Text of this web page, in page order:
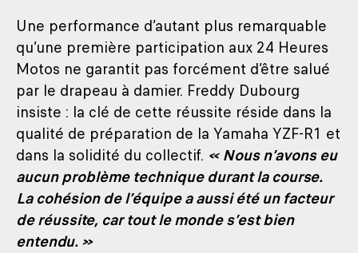
Une performance d’autant plus remarquable
qu’une première participation aux 24 Heures
Motos ne garantit pas forcément d’être salué
par le drapeau à damier. Freddy Dubourg
insiste : la clé de cette réussite réside dans la
qualité de préparation de la Yamaha YZF-R1 et
dans la solidité du collectif. « Nous n’avons eu
aucun problème technique durant la course.
La cohésion de l’équipe a aussi été un facteur
de réussite, car tout le monde s’est bien
entendu. »